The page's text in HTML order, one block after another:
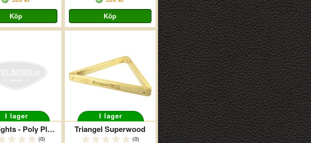
I lager
Dart Flights - Poly Plain Original - 75 Micron - Std - Black
(0)
I lager
Triangel Superwood
(0)